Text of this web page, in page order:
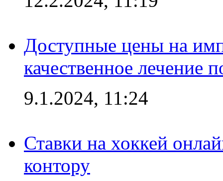
Доступные цены на
качественное лечение
9.1.2024, 11:24
Ставки на хоккей
контору